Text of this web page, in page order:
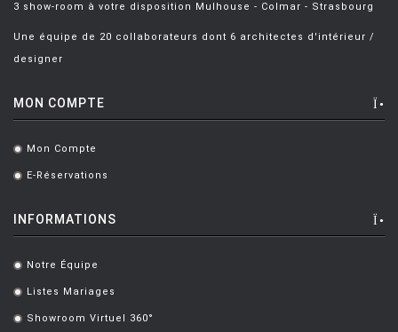
GERVASONI
GUBI
HAY
HOUE
JIELDÉ
3 show-room à votre disposition Mulhouse - Colmar - Strasbourg
Une équipe de 20 collaborateurs dont 6 architectes d'intérieur /
designer
MON COMPTE
. Mon Compte
. E-Réservations
INFORMATIONS
. Notre Équipe
. Listes Mariages
. Showroom Virtuel 360°